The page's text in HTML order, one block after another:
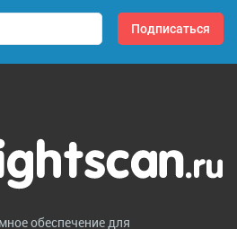
обеспечение для